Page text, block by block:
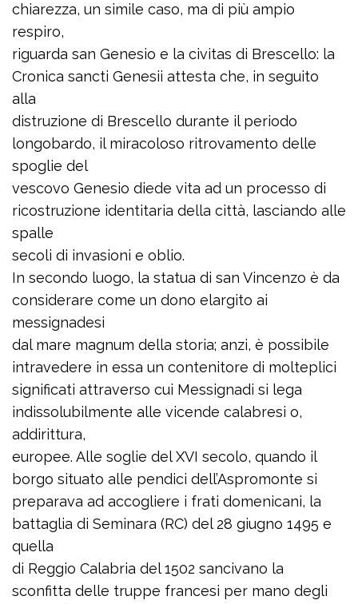
chiarezza, un simile caso, ma di più ampio
respiro,
riguarda san Genesio e la civitas di Brescello: la
Cronica sancti Genesii attesta che, in seguito
alla
distruzione di Brescello durante il periodo
longobardo, il miracoloso ritrovamento delle
spoglie del
vescovo Genesio diede vita ad un processo di
ricostruzione identitaria della città, lasciando alle
spalle
secoli di invasioni e oblio.
In secondo luogo, la statua di san Vincenzo è da
considerare come un dono elargito ai
messignadesi
dal mare magnum della storia; anzi, è possibile
intravedere in essa un contenitore di molteplici
significati attraverso cui Messignadi si lega
indissolubilmente alle vicende calabresi o,
addirittura,
europee. Alle soglie del XVI secolo, quando il
borgo situato alle pendici dell’Aspromonte si
preparava ad accogliere i frati domenicani, la
battaglia di Seminara (RC) del 28 giugno 1495 e
quella
di Reggio Calabria del 1502 sancivano la
sconfitta delle truppe francesi per mano degli